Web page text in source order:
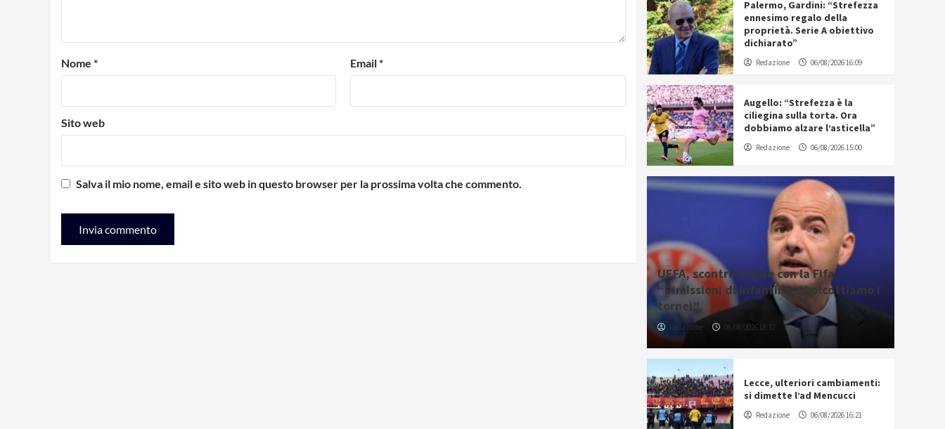
Nome * Email*
Sito web
Salva il mio nome, email e sito web in questo browser per la prossima volta che commento.
Palermo, Gardini: “Strefezza
ennesimo regalo della
proprietà. Serie A obiettivo
dichiarato”
Redazione 06/08/2026 16:09
Augello: “Strefezza è la
ciliegina sulla torta. Ora
dobbiamo alzare l’asticella”
Redazione 06/08/2026 15:00
UEFA, scontro totale con la Fifa:
“Dimissioni di Infantino o boicottiamo i
tornei”
Redazione 06/08/2026 18:57
Lecce, ulteriori cambiamenti:
si dimette l’ad Mencucci
Redazione 06/08/2026 16:21